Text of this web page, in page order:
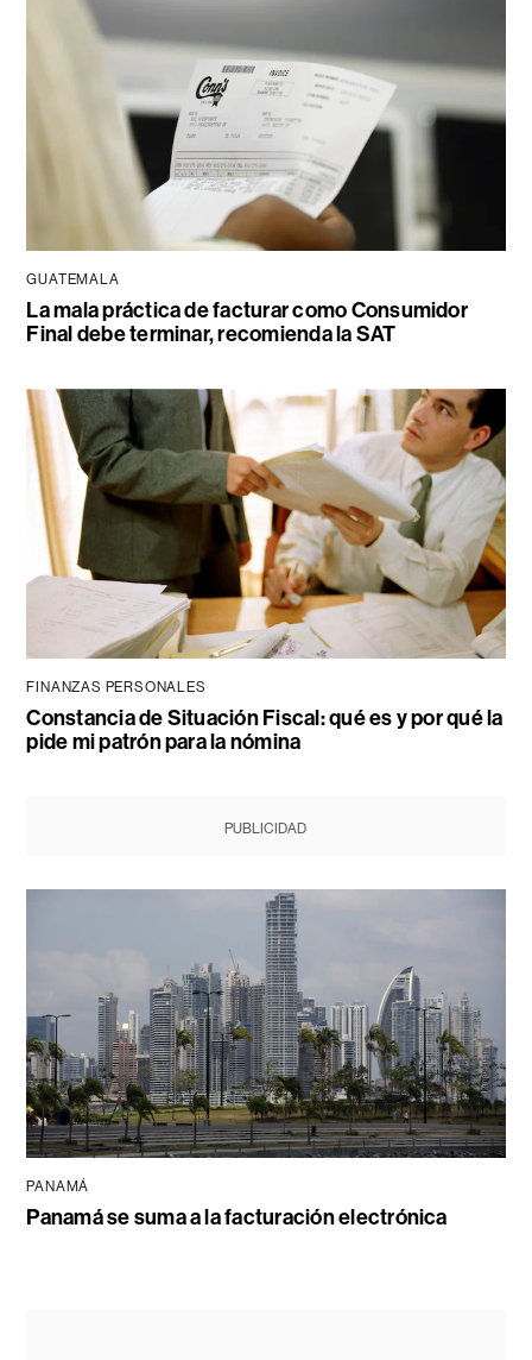
GUATEMALA
La mala práctica de facturar como Consumidor
Final debe terminar, recomienda la SAT
FINANZAS PERSONALES
Constancia de Situación Fiscal: qué es y por qué la
pide mi patrón para la nómina
PUBLICIDAD
PANAMÁ
Panamá se suma a la facturación electrónica